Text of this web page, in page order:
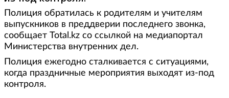
Полиция обратилась к родителям и учителям
выпускников в преддверии последнего звонка,
сообщает Total.kz со ссылкой на медиапортал
Министерства внутренних дел.
Полиция ежегодно сталкивается с ситуациями,
когда праздничные мероприятия выходят из-под
контроля.